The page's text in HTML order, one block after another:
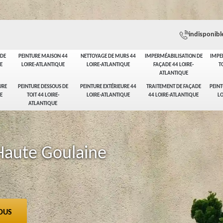
PEINTURE MAISON 44
LOIRE-ATLANTIQUE
NETTOYAGE DE MURS 44
LOIRE-ATLANTIQUE
IMPERMÉABILISATION DE
FAÇADE 44 LOIRE-
ATLANTIQUE
PEINTURE DESSOUS DE
TOIT 44 LOIRE-
ATLANTIQUE
PEINTURE EXTÉRIEURE 44
LOIRE-ATLANTIQUE
TRAITEMENT DE FAÇADE
44 LOIRE-ATLANTIQUE
Goulaine